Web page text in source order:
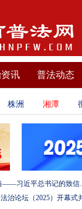
讯 普法动态
株洲 湘潭
坚定法治自信 强化使